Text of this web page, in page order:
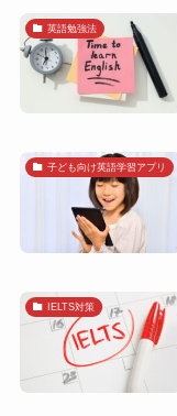
英語勉強法
子ども向け英語学習アプリ
IELTS対策